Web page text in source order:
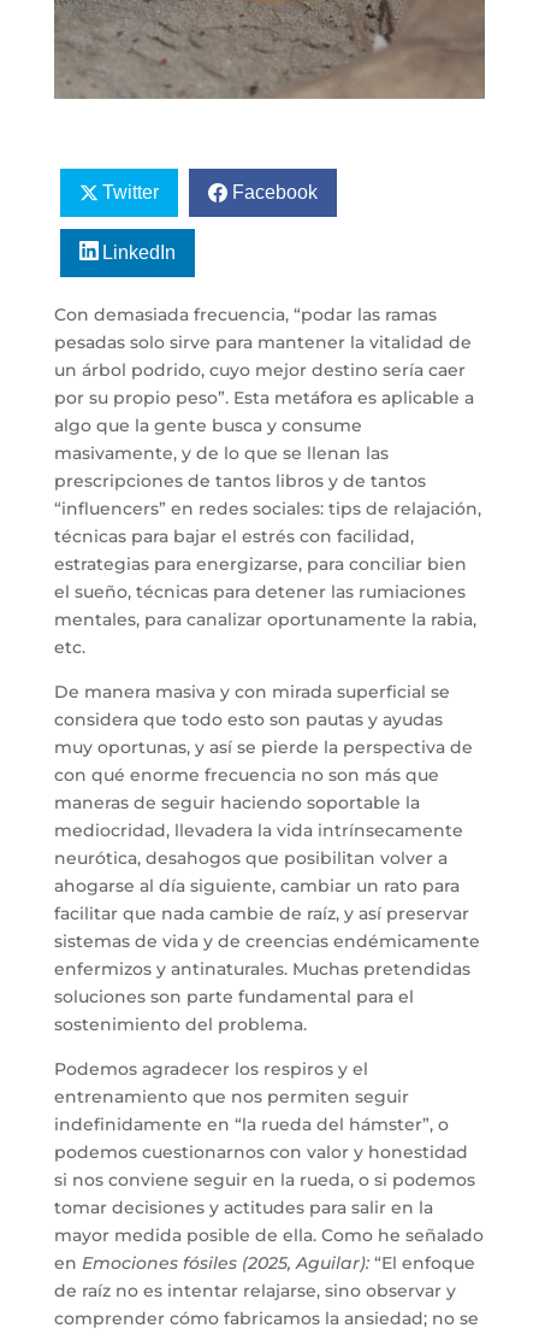
Twitter Facebook
LinkedIn
Con demasiada frecuencia, “podar las ramas
pesadas solo sirve para mantener la vitalidad de
un árbol podrido, cuyo mejor destino sería caer
por su propio peso”. Esta metáfora es aplicable a
algo que la gente busca y consume
masivamente, y de lo que se llenan las
prescripciones de tantos libros y de tantos
“influencers” en redes sociales: tips de relajación,
técnicas para bajar el estrés con facilidad,
estrategias para energizarse, para conciliar bien
el sueño, técnicas para detener las rumiaciones
mentales, para canalizar oportunamente la rabia,
etc.
De manera masiva y con mirada superficial se
considera que todo esto son pautas y ayudas
muy oportunas, y así se pierde la perspectiva de
con qué enorme frecuencia no son más que
maneras de seguir haciendo soportable la
mediocridad, llevadera la vida intrínsecamente
neurótica, desahogos que posibilitan volver a
ahogarse al día siguiente, cambiar un rato para
facilitar que nada cambie de raíz, y así preservar
sistemas de vida y de creencias endémicamente
enfermizos y antinaturales. Muchas pretendidas
soluciones son parte fundamental para el
sostenimiento del problema.
Podemos agradecer los respiros y el
entrenamiento que nos permiten seguir
indefinidamente en “la rueda del hámster”, o
podemos cuestionarnos con valor y honestidad
si nos conviene seguir en la rueda, o si podemos
tomar decisiones y actitudes para salir en la
mayor medida posible de ella. Como he señalado
en Emociones fósiles (2025, Aguilar):“El enfoque
de raíz no es intentar relajarse, sino observar y
comprender cómo fabricamos la ansiedad; no se